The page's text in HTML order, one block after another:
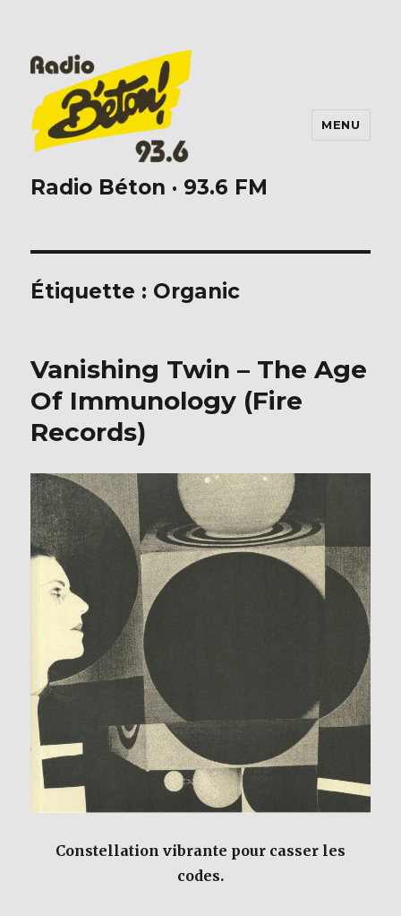
Radio Béton · 93.6 FM
MENU
Étiquette : Organic
Vanishing Twin – The Age
Of Immunology (Fire
Records)
Constellation vibrante pour casser les
codes.